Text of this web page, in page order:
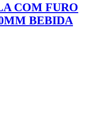
COM FURO
BEBIDA